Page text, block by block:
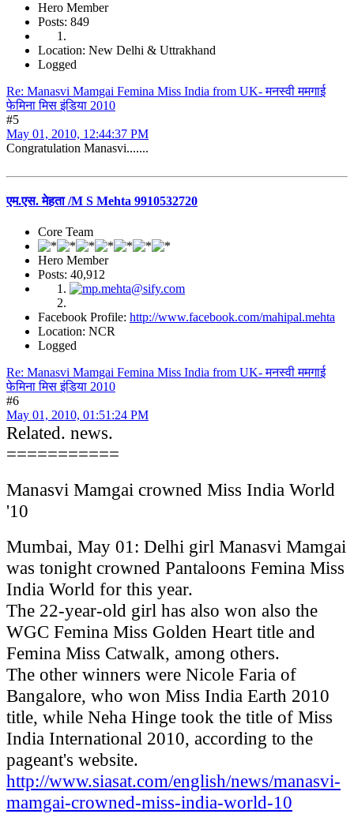
Hero Member
Posts: 849
Location: New Delhi & Uttrakhand
Logged
Re: Manasvi Mamgai Femina Miss India from UK- मनस्वी ममगाई
फेमिना मिस इंडिया 2010
#5
May 01, 2010, 12:44:37 PM
Congratulation Manasvi.......
एम.एस. मेहता /M S Mehta 9910532720
Core Team
Hero Member
Posts: 40,912
Facebook Profile: http://www.facebook.com/mahipal.mehta
Location: NCR
Logged
Re: Manasvi Mamgai Femina Miss India from UK- मनस्वी ममगाई
फेमिना मिस इंडिया 2010
#6
May 01, 2010, 01:51:24 PM
Related. news.
===========
Manasvi Mamgai crowned Miss India World
'10
Mumbai, May 01: Delhi girl Manasvi Mamgai
was tonight crowned Pantaloons Femina Miss
India World for this year.
The 22-year-old girl has also won also the
WGC Femina Miss Golden Heart title and
Femina Miss Catwalk, among others.
The other winners were Nicole Faria of
Bangalore, who won Miss India Earth 2010
title, while Neha Hinge took the title of Miss
India International 2010, according to the
pageant's website.
http://www.siasat.com/english/news/manasvi-
mamgai-crowned-miss-india-world-10